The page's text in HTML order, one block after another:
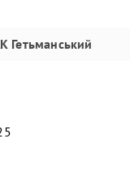
Гетьманський